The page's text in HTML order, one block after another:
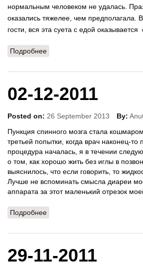
нормальным человеком не удалась.
оказались тяжелее, чем предполагала.
гости, вся эта суета с едой
Подробнее
02-12-2011
Posted on: 26 September 2013 By:
Пункция спинного мозга стала
третьей попытки, когда врач наконец-то
процедура началась, я в течении
о том, как хорошо жить без иглы в
выяснилось, что если говорить, то
Лучше не вспоминать смысла диареи
аппарата за этот маленький отрезок
Подробнее
29-11-2011